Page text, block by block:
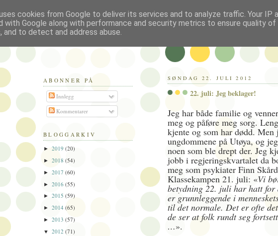
SØNDAG 22. JULI 2012
22. juli: Jeg beklager!
Jeg har både familie og
meg og påføre meg sorg.
kjente og som har dødd. Men
ungdommene på Utøya, og
noen som ble drept der. Jeg
jobb i regjeringskvartalet da
meg som psykiater Finn
Klassekampen 21. juli: «Vi
betydning 22. juli har hatt for
er grunnleggende i
til det normale. Det er ofte
de ser at folk rundt seg
…».
Politikus
ABONNER PÅ
Innlegg
Kommentarer
BLOGGARKIV
► 2019 (20)
► 2018 (54)
► 2017 (60)
► 2016 (55)
► 2015 (59)
► 2014 (65)
► 2013 (57)
▼ 2012 (71)
cookies from Google to deliver its services and to analyze traffic. Your IP
with Google along with performance and security metrics to ensure quality of
to detect and address abuse.